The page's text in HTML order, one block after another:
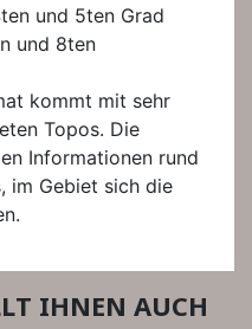
und 5ten Grad
und 8ten
kommt mit sehr
Topos. Die
Informationen rund
im Gebiet sich die
IHNEN AUCH